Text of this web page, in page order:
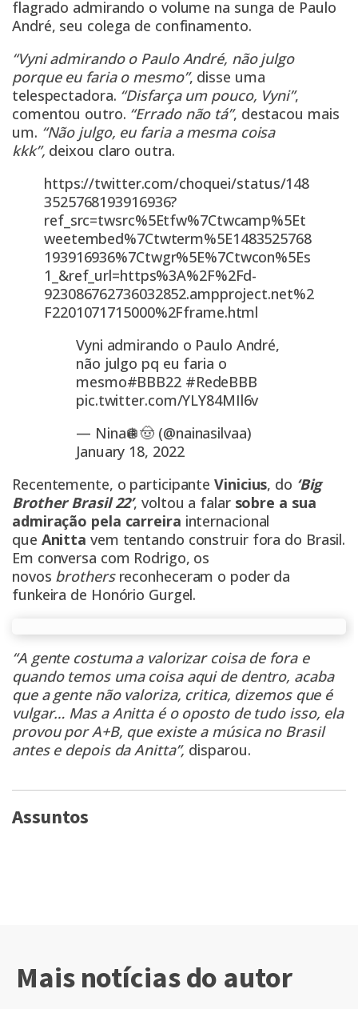
flagrado admirando o volume na sunga de Paulo
André, seu colega de confinamento.
“Vyni admirando o Paulo André, não julgo
porque eu faria o mesmo”, disse uma
telespectadora. “Disfarça um pouco, Vyni”,
comentou outro. “Errado não tá”, destacou mais
um. “Não julgo, eu faria a mesma coisa
kkk”, deixou claro outra.
https://twitter.com/choquei/status/148
3525768193916936?
ref_src=twsrc%5Etfw%7Ctwcamp%5Et
weetembed%7Ctwterm%5E1483525768
193916936%7Ctwgr%5E%7Ctwcon%5Es
1_&ref_url=https%3A%2F%2Fd-
923086762736032852.ampproject.net%2
F2201071715000%2Fframe.html
Vyni admirando o Paulo André,
não julgo pq eu faria o
mesmo#BBB22 #RedeBBB
pic.twitter.com/YLY84MIl6v
— Nina🪩🤠 (@nainasilvaa)
January 18, 2022
Recentemente, o participanteVinicius, do ‘Big
Brother Brasil 22’, voltou a falar sobre a sua
admiração pela carreira internacional
que Anitta vem tentando construir fora do Brasil.
Em conversa com Rodrigo, os
novos brothers reconheceram o poder da
funkeira de Honório Gurgel.
“A gente costuma a valorizar coisa de fora e
quando temos uma coisa aqui de dentro, acaba
que a gente não valoriza, critica, dizemos que é
vulgar… Mas a Anitta é o oposto de tudo isso, ela
provou por A+B, que existe a música no Brasil
antes e depois da Anitta”, disparou.
Assuntos
Mais notícias do autor